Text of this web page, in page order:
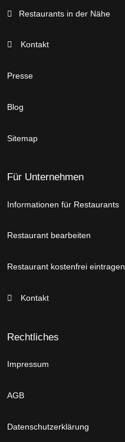
Restaurants in der Nähe
Kontakt
Presse
Blog
Sitemap
Für Unternehmen
Informationen für Restaurants
Restaurant bearbeiten
Restaurant kostenfrei eintragen
Kontakt
Rechtliches
Impressum
AGB
Datenschutzerklärung